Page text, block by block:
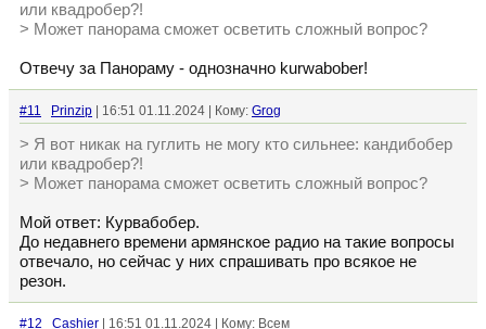
или квадробер?!
> Может панорама сможет осветить сложный вопрос?
Отвечу за Панораму - однозначно kurwabober!
#11 Prinzip | 16:51 01.11.2024 | Кому: Grog
> Я вот никак на гуглить не могу кто сильнее: кандибобер
или квадробер?!
> Может панорама сможет осветить сложный вопрос?
Мой ответ: Курвабобер.
До недавнего времени армянское радио на такие вопросы
отвечало, но сейчас у них спрашивать про всякое не
резон.
#12 Cashier | 16:51 01.11.2024 | Кому: Всем